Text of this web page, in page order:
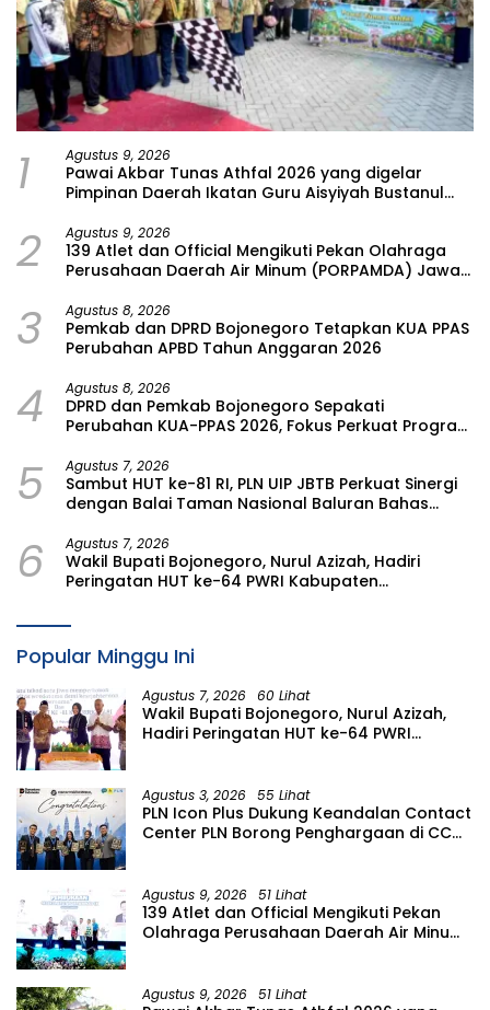
1 Agustus 9, 2026
Pawai Akbar Tunas Athfal 2026 yang digelar
Pimpinan Daerah Ikatan Guru Aisyiyah Bustanul
2 Agustus 9, 2026
139 Atlet dan Official Mengikuti Pekan Olahraga
Perusahaan Daerah Air Minum (PORPAMDA) Jawa
3 Agustus 8, 2026
Pemkab dan DPRD Bojonegoro Tetapkan KUA PPAS
Perubahan APBD Tahun Anggaran 2026
4 Agustus 8, 2026
DPRD dan Pemkab Bojonegoro Sepakati
Perubahan KUA-PPAS 2026, Fokus Perkuat Program
5 Agustus 7, 2026
Sambut HUT ke-81 RI, PLN UIP JBTB Perkuat Sinergi
dengan Balai Taman Nasional Baluran Bahas
Watudodol/Kalipuro
6 Agustus 7, 2026
Wakil Bupati Bojonegoro, Nurul Azizah, Hadiri
Peringatan HUT ke-64 PWRI Kabupaten
Popular Minggu Ini
Agustus 7, 2026 60 Lihat
Wakil Bupati Bojonegoro, Nurul Azizah,
Hadiri Peringatan HUT ke-64 PWRI
Agustus 3, 2026 55 Lihat
PLN Icon Plus Dukung Keandalan Contact
Center PLN Borong Penghargaan di CCW
Agustus 9, 2026 51 Lihat
139 Atlet dan Official Mengikuti Pekan
Olahraga Perusahaan Daerah Air Minum
Agustus 9, 2026 51 Lihat